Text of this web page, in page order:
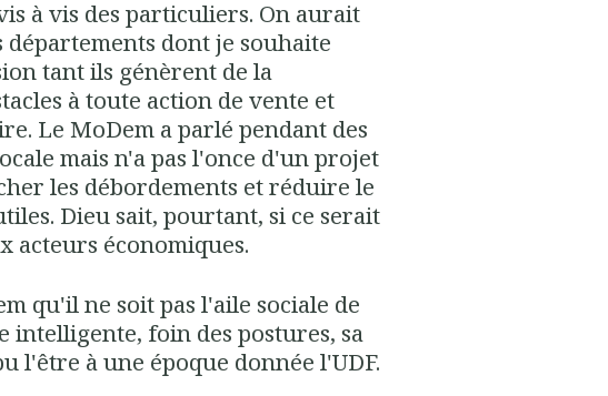
à vis des particuliers. On aurait
dont je souhaite
tant ils génèrent de la
à toute action de vente et
Le MoDem a parlé pendant des
mais n'a pas l'once d'un projet
les débordements et réduire le
Dieu sait, pourtant, si ce serait
acteurs économiques.
qu'il ne soit pas l'aile sociale de
intelligente, foin des postures, sa
l'être à une époque donnée l'UDF.